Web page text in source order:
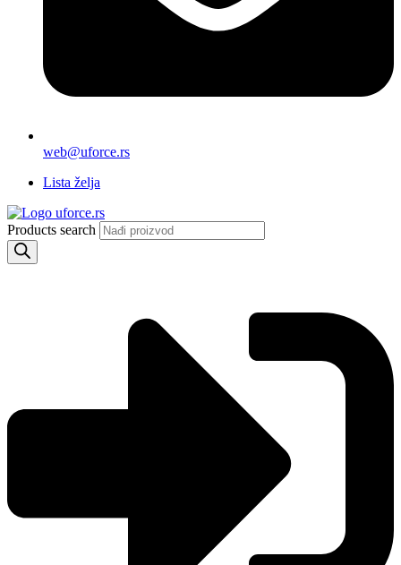
web@uforce.rs
Lista želja
Products search